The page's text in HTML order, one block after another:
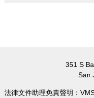
351 S
San
法律文件助理免責聲明：